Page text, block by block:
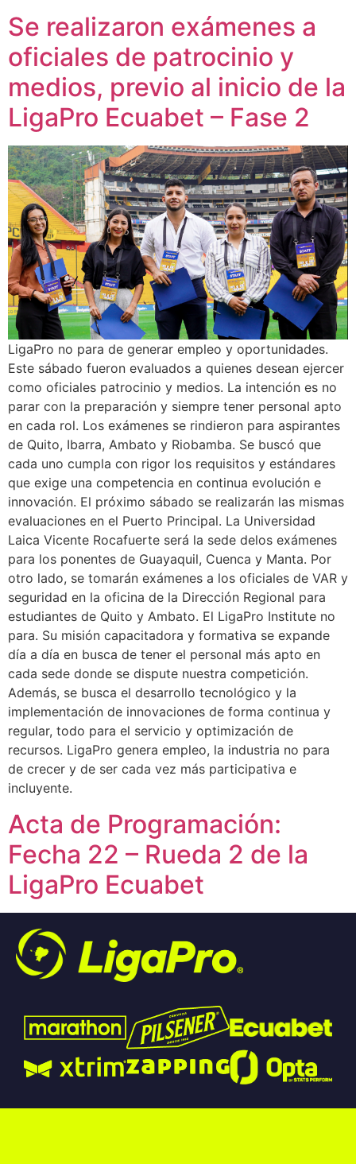
Se realizaron exámenes a
oficiales de patrocinio y
medios, previo al inicio de la
LigaPro Ecuabet – Fase 2
LigaPro no para de generar empleo y oportunidades.
Este sábado fueron evaluados a quienes desean ejercer
como oficiales patrocinio y medios. La intención es no
parar con la preparación y siempre tener personal apto
en cada rol. Los exámenes se rindieron para aspirantes
de Quito, Ibarra, Ambato y Riobamba. Se buscó que
cada uno cumpla con rigor los requisitos y estándares
que exige una competencia en continua evolución e
innovación. El próximo sábado se realizarán las mismas
evaluaciones en el Puerto Principal. La Universidad
Laica Vicente Rocafuerte será la sede delos exámenes
para los ponentes de Guayaquil, Cuenca y Manta. Por
otro lado, se tomarán exámenes a los oficiales de VAR y
seguridad en la oficina de la Dirección Regional para
estudiantes de Quito y Ambato. El LigaPro Institute no
para. Su misión capacitadora y formativa se expande
día a día en busca de tener el personal más apto en
cada sede donde se dispute nuestra competición.
Además, se busca el desarrollo tecnológico y la
implementación de innovaciones de forma continua y
regular, todo para el servicio y optimización de
recursos. LigaPro genera empleo, la industria no para
de crecer y de ser cada vez más participativa e
incluyente.
Acta de Programación:
Fecha 22 – Rueda 2 de la
LigaPro Ecuabet